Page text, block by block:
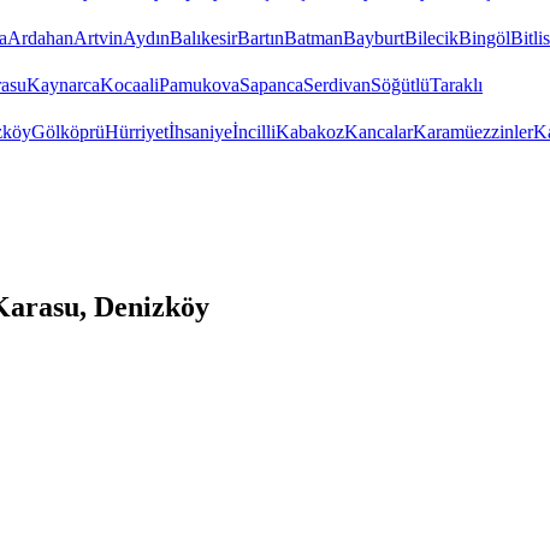
ArdahanArtvinAydınBalıkesirBartınBatmanBayburtBilecikBingölBitlis
KaynarcaKocaaliPamukovaSapancaSerdivanSöğütlüTaraklı
GölköprüHürriyetİhsaniyeİncilliKabakozKancalarKaramüezzinler
Denizköy